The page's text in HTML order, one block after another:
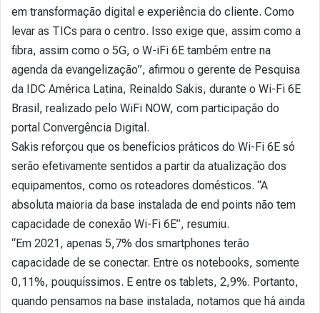
em transformação digital e experiência do cliente. Como
levar as TICs para o centro. Isso exige que, assim como a
fibra, assim como o 5G, o W-iFi 6E também entre na
agenda da evangelização”, afirmou o gerente de Pesquisa
da IDC América Latina, Reinaldo Sakis, durante o Wi-Fi 6E
Brasil, realizado pelo WiFi NOW, com participação do
portal Convergência Digital.
Sakis reforçou que os benefícios práticos do Wi-Fi 6E só
serão efetivamente sentidos a partir da atualização dos
equipamentos, como os roteadores domésticos. “A
absoluta maioria da base instalada de end points não tem
capacidade de conexão Wi-Fi 6E”, resumiu.
“Em 2021, apenas 5,7% dos smartphones terão
capacidade de se conectar. Entre os notebooks, somente
0,11%, pouquíssimos. E entre os tablets, 2,9%. Portanto,
quando pensamos na base instalada, notamos que há ainda